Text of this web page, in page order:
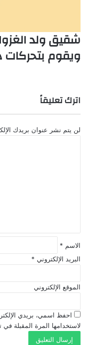
شقيق ولد
ويقوم بتحركات
اترك تعليقاً
لن يتم نشر عنوان بريدك
الاسم *
البريد الإلكتروني *
الموقع الإلكتروني
احفظ اسمي، بريدي
لاستخدامها المرة المقبلة في